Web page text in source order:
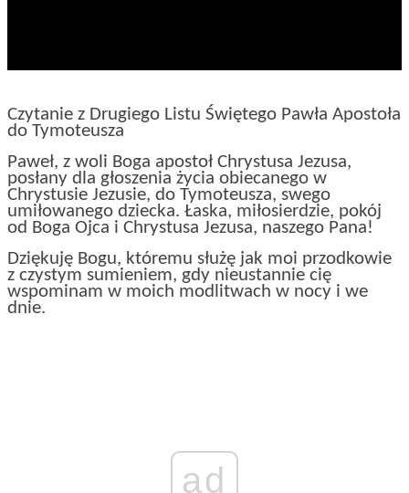
Czytanie z Drugiego Listu Świętego Pawła Apostoła
do Tymoteusza
Paweł, z woli Boga apostoł Chrystusa Jezusa,
posłany dla głoszenia życia obiecanego w
Chrystusie Jezusie, do Tymoteusza, swego
umiłowanego dziecka. Łaska, miłosierdzie, pokój
od Boga Ojca i Chrystusa Jezusa, naszego Pana!
Dziękuję Bogu, któremu służę jak moi przodkowie
z czystym sumieniem, gdy nieustannie cię
wspominam w moich modlitwach w nocy i we
dnie.
ad